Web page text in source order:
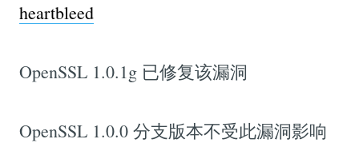
heartbleed
OpenSSL 1.0.1g 已修复该漏洞
OpenSSL 1.0.0 分支版本不受此漏洞影响